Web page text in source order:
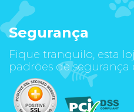
Segurança
Fique tranquilo, esta
padrões de segurança